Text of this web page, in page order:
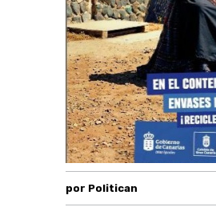
por Politican